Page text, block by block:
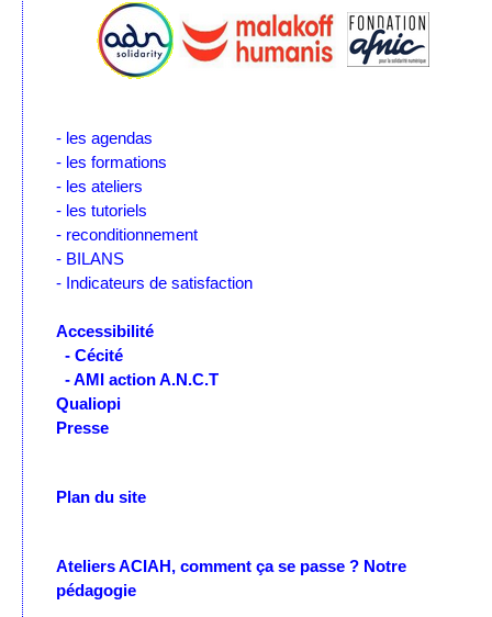
- les agendas
- les formations
- les ateliers
- les tutoriels
- reconditionnement
- BILANS
- Indicateurs de satisfaction
Accessibilité
- Cécité
- AMI action A.N.C.T
Qualiopi
Presse
Plan du site
Ateliers ACIAH, comment ça se passe ? Notre
pédagogie